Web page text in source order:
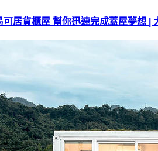
可居貨櫃屋 幫你迅速完成蓋屋夢想 |